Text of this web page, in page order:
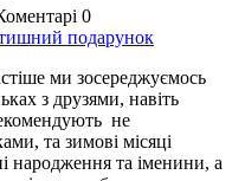
0
подарунок
ми зосереджуємось
з друзями, навіть
не
та зимові місяці
народження та іменини, а